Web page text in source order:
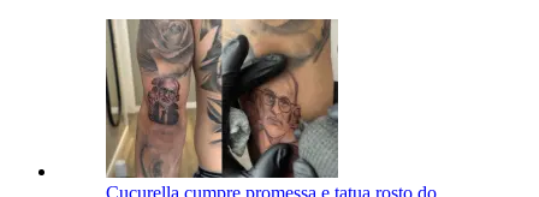
Cucurella cumpre promessa e tatua rosto do